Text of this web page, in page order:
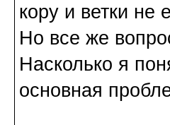
кору и ветки не
Но все же
Насколько я
основная